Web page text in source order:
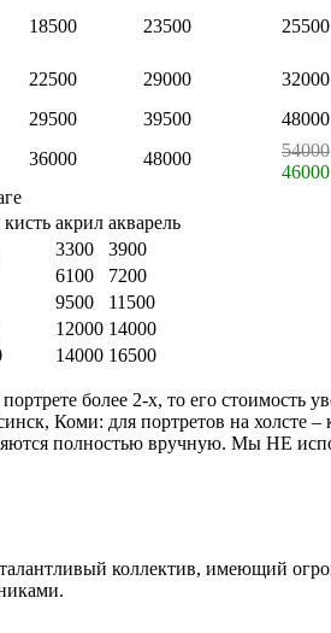
18500 23500 25500
22500 29000
32000
29500 39500
48000
36000 48000 54000
46000
кисть акрил акварель
3300
3900
6100
7200
9500
11500
12000 14000
14000 16500
более 2-х, то его стоимость
Коми: для портретов на холсте
полностью вручную. Мы НЕ
коллектив, имеющий